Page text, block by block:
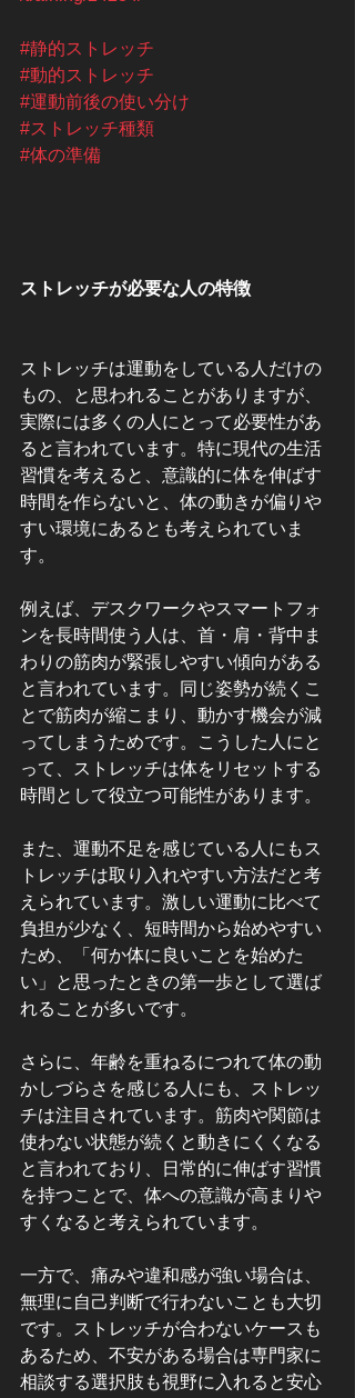
#静的ストレッチ
#動的ストレッチ
#運動前後の使い分け
#ストレッチ種類
#体の準備
ストレッチが必要な人の特徴
ストレッチは運動をしている人だけの
もの、と思われることがありますが、
実際には多くの人にとって必要性があ
ると言われています。特に現代の生活
習慣を考えると、意識的に体を伸ばす
時間を作らないと、体の動きが偏りや
すい環境にあるとも考えられていま
す。
例えば、デスクワークやスマートフォ
ンを長時間使う人は、首・肩・背中ま
わりの筋肉が緊張しやすい傾向がある
と言われています。同じ姿勢が続くこ
とで筋肉が縮こまり、動かす機会が減
ってしまうためです。こうした人にと
って、ストレッチは体をリセットする
時間として役立つ可能性があります。
また、運動不足を感じている人にもス
トレッチは取り入れやすい方法だと考
えられています。激しい運動に比べて
負担が少なく、短時間から始めやすい
ため、「何か体に良いことを始めた
い」と思ったときの第一歩として選ば
れることが多いです。
さらに、年齢を重ねるにつれて体の動
かしづらさを感じる人にも、ストレッ
チは注目されています。筋肉や関節は
使わない状態が続くと動きにくくなる
と言われており、日常的に伸ばす習慣
を持つことで、体への意識が高まりや
すくなると考えられています。
一方で、痛みや違和感が強い場合は、
無理に自己判断で行わないことも大切
です。ストレッチが合わないケースも
あるため、不安がある場合は専門家に
相談する選択肢も視野に入れると安心